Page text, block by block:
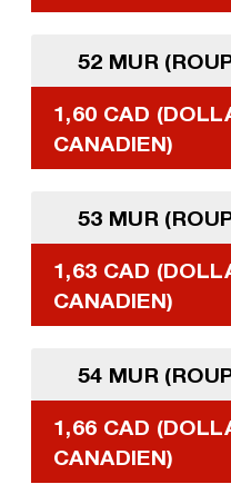
52 MUR
1,60 CAD
CANADIEN)
53 MUR
1,63 CAD
CANADIEN)
54 MUR
1,66 CAD
CANADIEN)